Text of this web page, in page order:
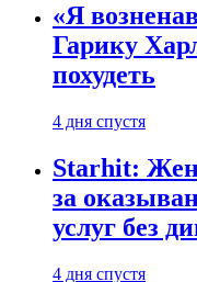
«Я
Гарику
похудеть
4 дня спустя
Starhit:
за
услуг без
4 дня спустя